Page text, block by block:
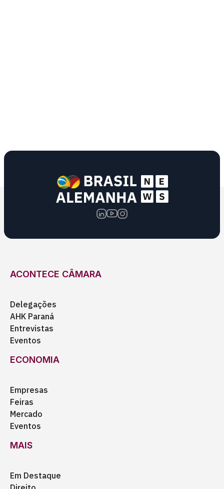
ACONTECE CÂMARA
Delegações
AHK Paraná
Entrevistas
Eventos
ECONOMIA
Empresas
Feiras
Mercado
Eventos
MAIS
Em Destaque